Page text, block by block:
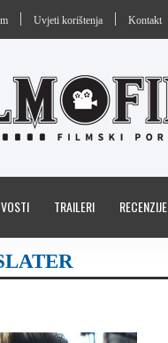
Uvjeti korištenja Kontakt
TRAILERI RECENZIJE